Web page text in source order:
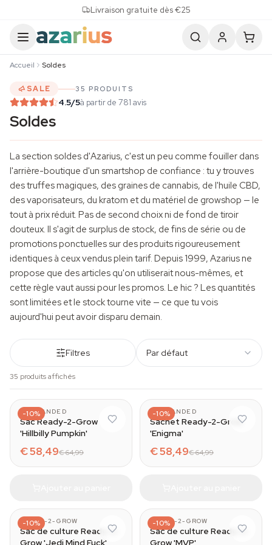
Livraison gratuite dès €25
Accueil Soldes
SALE 35 PRODUITS
4.5/5à partir de 781 avis
Soldes
La section soldes d'Azarius, c'est un peu comme fouiller dans
l'arrière-boutique d'un smartshop de confiance : tu y trouves
destruffes magiques, des graines de cannabis, de l'huile CBD,
des vaporisateurs, du kratom et du matériel de growshop — le
tout à prix réduit. Pas de second choix ni de fond de tiroir
douteux. Il s'agit de surplus de stock, de fins de série ou de
promotions ponctuelles sur des produits rigoureusement
identiques à ceux vendus plein tarif. Depuis 1999, Azarius ne
propose que des articles qu'on utiliserait nous-mêmes, et
cette règle vaut aussi pour les promos. Le hic ? Les quantités
sont limitées et le stock tourne vite — ce que tu vois
aujourd'hui peut avoir disparu demain.
Filtres Par défaut
35 produits affichés
-10%
UNBRANDED
Sac Ready-2-Grow
'Hillbilly Pumpkin'
€ 58,49€ 64,99
-10%
UNBRANDED
Sachet Ready-2-Grow
'Enigma'
€ 58,49€ 64,99
-10%
READY-2-GROW
Sac de culture Ready-2-
Grow 'Jedi Mind Fuck'
-10%
READY-2-GROW
Sac de culture Ready-2-
Grow 'MVP'